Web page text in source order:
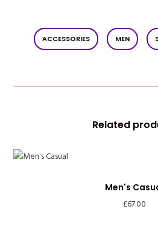
ACCESSORIES MEN
Related
Men's
£67.00